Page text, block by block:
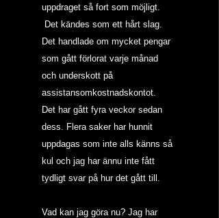
uppdraget så fort som möjligt.
Det kändes som ett hårt slag.
Det handlade om mycket pengar
som gått förlorat varje månad
och underskott på
assistansomkostnadskontot.
Det har gått fyra veckor sedan
dess. Flera saker har hunnit
uppdagas som inte alls känns så
kul och jag har ännu inte fått
tydligt svar på hur det gått till.
Vad kan jag göra nu? Jag har